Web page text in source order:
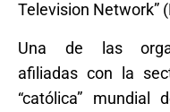
Television Network”
Una de las
afiliadas con la
“católica” mundial